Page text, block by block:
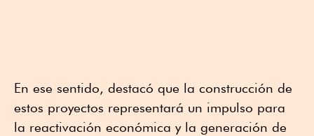
En ese sentido, destacó que la construcción de
estos proyectos representará un impulso para
la reactivación económica y la generación de